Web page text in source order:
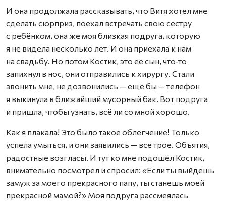
И она продолжала рассказывать, что Витя хотел мне
сделать сюрприз, поехал встречать свою сестру
с ребёнком, она же моя близкая подруга, которую
я не видела несколько лет. И она приехала к нам
на свадьбу. Но потом Костик, это её сын, что‑то
запихнул в нос, они отправились к хирургу. Стали
звонить мне, не дозвонились — ещё бы — телефон
я выкинула в ближайший мусорный бак. Вот подруга
и пришла, чтобы узнать, всё ли со мной хорошо.
Как я плакала! Это было такое облегчение! Только
успела умыться, и они заявились — все трое. Объятия,
радостные возгласы. И тут ко мне подошёл Костик,
внимательно посмотрел и спросил: «Если ты выйдешь
замуж за моего прекрасного папу, ты станешь моей
прекрасной мамой?» Моя подруга рассмеялась